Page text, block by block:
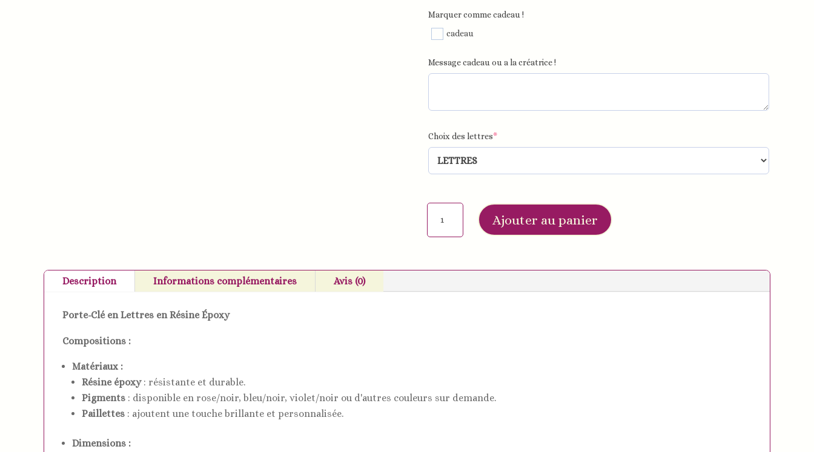
Marquer comme cadeau !
cadeau
Message cadeau ou a la créatrice !
Choix des lettres*
3D
Ajouter au panier
Description Informations complémentaires Avis (0)
Porte-Clé en Lettres en Résine Époxy
Compositions :
Matériaux :
Résine époxy: résistante et durable.
Pigments : disponible en rose/noir, bleu/noir, violet/noir ou d'autres couleurs sur demande.
Paillettes : ajoutent une touche brillante et personnalisée.
Dimensions :